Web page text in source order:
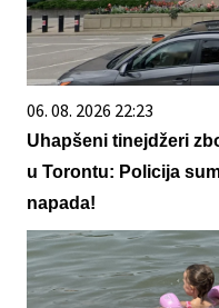
06. 08. 2026 22:23
Uhapšeni tinejdžeri
u Torontu: Policija
napada!